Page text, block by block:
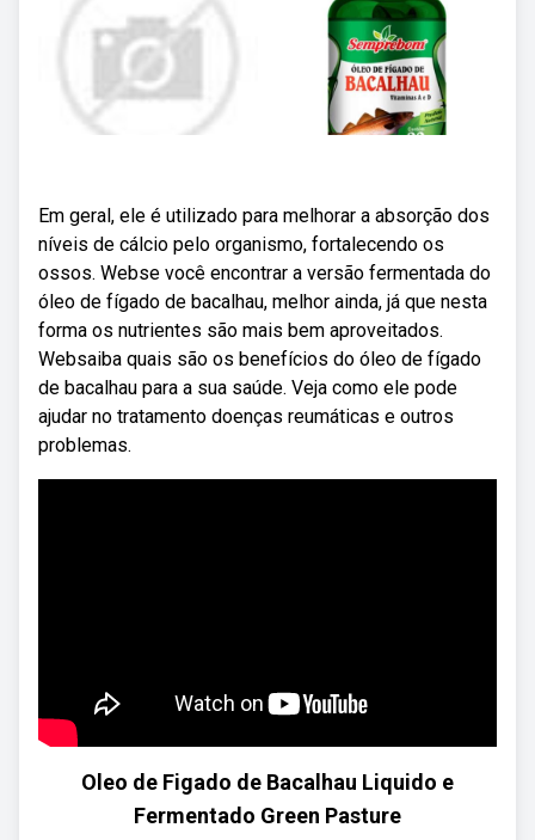
Em geral, ele é utilizado para melhorar a absorção dos
níveis de cálcio pelo organismo, fortalecendo os
ossos. Webse você encontrar a versão fermentada do
óleo de fígado de bacalhau, melhor ainda, já que nesta
forma os nutrientes são mais bem aproveitados.
Websaiba quais são os benefícios do óleo de fígado
de bacalhau para a sua saúde. Veja como ele pode
ajudar no tratamento doenças reumáticas e outros
problemas.
Oleo de Figado de Bacalhau Liquido e
Fermentado Green Pasture